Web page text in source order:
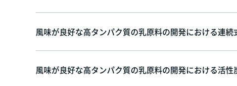
風味が良好な高タンパク質の乳原料の開発における連続
風味が良好な高タンパク質の乳原料の開発における活性